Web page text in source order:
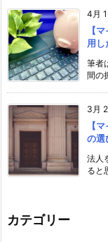
4月
【
用し
筆者
間の
3月
【
の選
法人
ると
カテゴリー